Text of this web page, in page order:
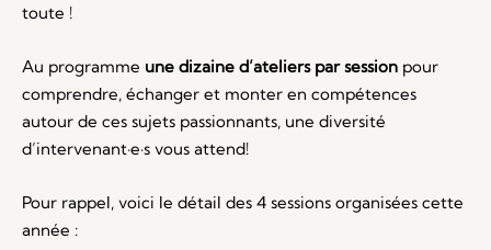
toute !
Au programme une dizaine d’ateliers par session pour
comprendre, échanger et monter en compétences
autour de ces sujets passionnants, une diversité
d’intervenant·e·s vous attend!
Pour rappel, voici le détail des 4 sessions organisées cette
année :